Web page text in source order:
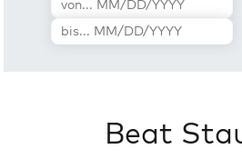
Beat